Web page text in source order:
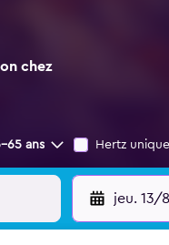
chez
65 ans Hertz
jeu. 13/8